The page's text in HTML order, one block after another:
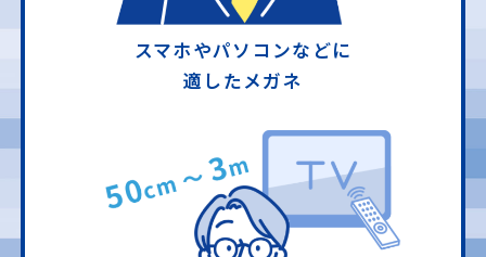
スマホやパソコンなどに
適したメガネ